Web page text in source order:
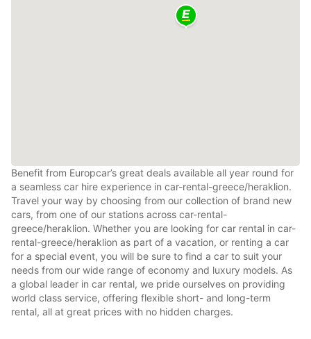
Benefit from Europcar’s great deals available all year round for
a seamless car hire experience in car-rental-greece/heraklion.
Travel your way by choosing from our collection of brand new
cars, from one of our stations across car-rental-
greece/heraklion. Whether you are looking for car rental in car-
rental-greece/heraklion as part of a vacation, or renting a car
for a special event, you will be sure to find a car to suit your
needs from our wide range of economy and luxury models. As
a global leader in car rental, we pride ourselves on providing
world class service, offering flexible short- and long-term
rental, all at great prices with no hidden charges.